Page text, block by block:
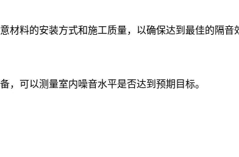
材料的安装方式和施工质量，以确保达到最佳的隔音
，可以测量室内噪音水平是否达到预期目标。